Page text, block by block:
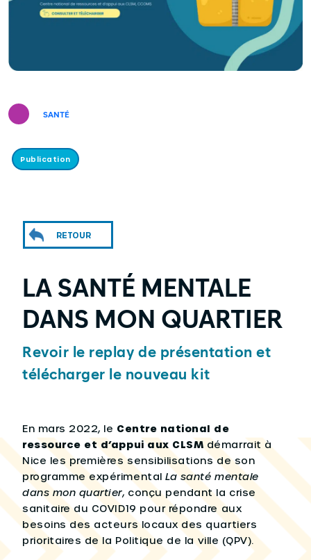
SANTÉ
Publication
RETOUR
LA SANTÉ MENTALE
DANS MON QUARTIER
Revoir le replay de présentation et
télécharger le nouveau kit
En mars 2022, le Centre national de
ressource et d’appui aux CLSM démarrait à
Nice les premières sensibilisations de son
programme expérimentalLa santé mentale
dans mon quartier, conçu pendant la crise
sanitaire du COVID19 pour répondre aux
besoins des acteurs locaux des quartiers
prioritaires de la Politique de la ville (QPV).